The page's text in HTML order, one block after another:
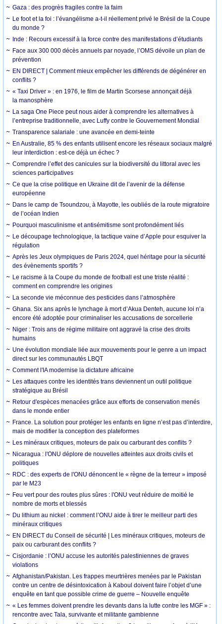
Gaza : des progrès fragiles contre la faim
Le foot et la foi : l’évangélisme a-t-il réellement privé le Brésil de la Coupe
du monde ?
Inde : Recours excessif à la force contre des manifestations d’étudiants
Face aux 300 000 décès annuels par noyade, l’OMS dévoile un plan de
prévention
EN DIRECT | Comment mieux empêcher les différends de dégénérer en
conflits ?
« Taxi Driver » : en 1976, le film de Martin Scorsese annonçait déjà
la manosphère
La saga One Piece peut nous aider à comprendre les alternatives à
l’entreprise traditionnelle, avec Luffy contre le Gouvernement Mondial
Transparence salariale : une avancée en demi-teinte
En Australie, 85 % des enfants utilisent encore les réseaux sociaux malgré
leur interdiction : est-ce déjà un échec ?
Comprendre l’effet des canicules sur la biodiversité du littoral avec les
sciences participatives
Ce que la crise politique en Ukraine dit de l’avenir de la défense
européenne
Dans le camp de Tsoundzou, à Mayotte, les oubliés de la route migratoire
de l’océan Indien
Pourquoi masculinisme et antisémitisme sont profondément liés
Le découpage technologique, la tactique vaine d’Apple pour esquiver la
régulation
Après les Jeux olympiques de Paris 2024, quel héritage pour la sécurité
des évènements sportifs ?
Le racisme à la Coupe du monde de football est une triste réalité :
comment en comprendre les origines
La seconde vie méconnue des pesticides dans l’atmosphère
Ghana. Six ans après le lynchage à mort d’Akua Denteh, aucune loi n’a
encore été adoptée pour criminaliser les accusations de sorcellerie
Niger : Trois ans de régime militaire ont aggravé la crise des droits
humains
Une évolution mondiale liée aux mouvements pour le genre a un impact
direct sur les communautés LBQT
Comment l'IA modernise la dictature africaine
Les attaques contre les identités trans deviennent un outil politique
stratégique au Brésil
Retour d'espèces menacées grâce aux efforts de conservation menés
dans le monde entier
France. La solution pour protéger les enfants en ligne n’est pas d’interdire,
mais de modifier la conception des plateformes
Les minéraux critiques, moteurs de paix ou carburant des conflits ?
Nicaragua : l'ONU déplore de nouvelles atteintes aux droits civils et
politiques
RDC : des experts de l'ONU dénoncent le « règne de la terreur » imposé
par le M23
Feu vert pour des routes plus sûres : l'ONU veut réduire de moitié le
nombre de morts et blessés
Du lithium au nickel : comment l’ONU aide à tirer le meilleur parti des
minéraux critiques
EN DIRECT du Conseil de sécurité | Les minéraux critiques, moteurs de
paix ou carburant des conflits ?
Cisjordanie : l’ONU accuse les autorités palestiniennes de graves
violations
Afghanistan/Pakistan. Les frappes meurtrières menées par le Pakistan
contre un centre de désintoxication à Kaboul doivent faire l’objet d’une
enquête en tant que possible crime de guerre – Nouvelle enquête
« Les femmes doivent prendre les devants dans la lutte contre les MGF » :
rencontre avec Tala, survivante et militante gambienne